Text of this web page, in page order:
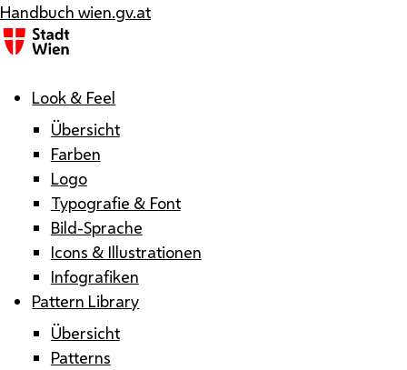
Handbuch wien.gv.at
Look & Feel
Übersicht
Farben
Logo
Typografie & Font
Bild-Sprache
Icons & Illustrationen
Infografiken
Pattern Library
Übersicht
Patterns